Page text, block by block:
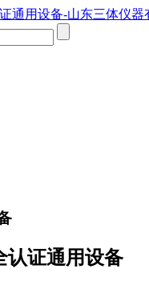
认证通用设备